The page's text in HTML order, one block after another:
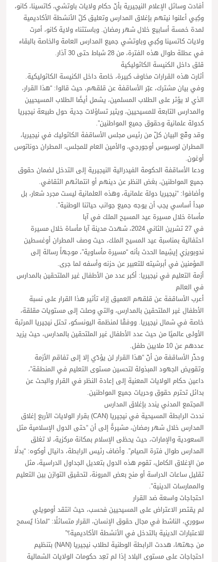
أفادت وسائل الإعلام النيجيرية بأنّ حكام ولايات باوتشي، كاتسينا، كانو،
وكِبي أعلنوا نيتهم بإغلاق المدارس وتعليق كلّ الأنشطة الأكاديمية
لمدة خمسة أسابيع خلال شهر رمضان. وباستثناء ولاية كانو، أمرت
ولايات كاتسينا وكِبي وباوتشي جميع المدارس العامة والخاصة بالبقاء
في عطلة طوال هذه الفترة، من 28 شباط حتى 30 آذار.
قلق داخل الكنيسة الكاثوليكية
أثارت هذه القرارات مخاوف كبيرة، خاصة داخل الكنيسة الكاثوليكية.
وفي بيان مشترك، عبّر الأساقفة عن قلقهم، حيث قالوا: “هذا القرار،
الذي لا يؤثر على الطلاب المسلمين، يشمل أيضًا الطلاب المسيحيين
والمدارس التابعة للمسيحيين، ويثير تساؤلات جدية حول طبيعة نيجيريا
كدولة علمانية وحقوق جميع المواطنين”.
وقد وقّع البيان كلّ من رئيس مجلس الأساقفة الكاثوليك في نيجيريا،
المطران لوسيوس أوجورجي، والأمين العام للمجلس، المطران دوناتوس
أوغون.
ودعا الأساقفة الحكومة الفيدرالية النيجيرية إلى التدخل لضمان حقوق
جميع المواطنين، بغض النظر عن دينهم أو انتمائهم الثقافي.
وأضافوا: “نيجيريا دولة علمانية، وهذه العلمانية ليست مجرد شعار، بل
مبدأ أساسي يجب أن يوجه جميع جوانب حياتنا الوطنية”.
مأساة خلال مسيرة عيد المسيح الملك في آبا
في 27 تشرين الثاني 2024، شهدت مدينة آبا مأساة خلال مسيرة
احتفالية بمناسبة عيد المسيح الملك، حيث وصف المطران أوغسطين
ندوبويزي إيشِيما الحدث بأنه “مسيرة مأساوية”، موجهاً رسالة إلى
المؤمنين في أبرشيته للتعبير عن حزنه وأسفه لما جرى.
أزمة التعليم في نيجيريا: أكبر عدد من الأطفال غير الملتحقين بالمدارس
في العالم
أعرب الأساقفة عن قلقهم العميق إزاء تأثير هذا القرار على نسبة
الأطفال غير الملتحقين بالمدارس، والتي وصلت إلى مستويات مقلقة،
خاصة في شمال نيجيريا. ووفقًا لمنظمة اليونسكو، تحتل نيجيريا المرتبة
الأولى عالميًا من حيث عدد الأطفال غير الملتحقين بالمدارس، حيث يزيد
عددهم عن 10 ملايين طفل.
وحذّر الأساقفة من أنّ “هذا القرار لن يؤدّي إلا إلى تفاقم الأزمة
وتقويض الجهود المبذولة لتحسين مستوى التعليم في المنطقة”،
داعين حكام الولايات المعنية إلى إعادة النظر في القرار والبحث عن
بدائل تحترم حقوق وحريات جميع المواطنين.
المجتمع المدني يندد بإغلاق المدارس
نددت الرابطة المسيحية في نيجيريا (CAN) بقرار الولايات الأربع إغلاق
المدارس خلال شهر رمضان، مشيرةً إلى أن “حتى الدول الإسلامية مثل
السعودية والإمارات، حيث يحظى الإسلام بمكانة مركزية، لا تغلق
المدارس طوال فترة الصيام”. وأضاف رئيس الرابطة، دانيال أوكوه: “بدلًا
من الإغلاق الكامل، تقوم هذه الدول بتعديل الجداول الدراسية، مثل
تقليل ساعات الدراسة أو منح بعض المرونة، لتحقيق التوازن بين التعليم
والممارسات الدينية”.
احتجاجات واسعة ضد القرار
لم يقتصر الاعتراض على المسيحيين فحسب، حيث انتقد أومويلي
سووري، الناشط في مجال حقوق الإنسان، القرار متسائلًا: “لماذا يُسمح
للاعتبارات الدينية بالتدخل في الأنشطة الأكاديمية؟”
من جهتها، هددت الرابطة الوطنية لطلاب نيجيريا (NAN) بتنظيم
احتجاجات على مستوى البلاد إذا لم تعِد حكومات الولايات الشمالية